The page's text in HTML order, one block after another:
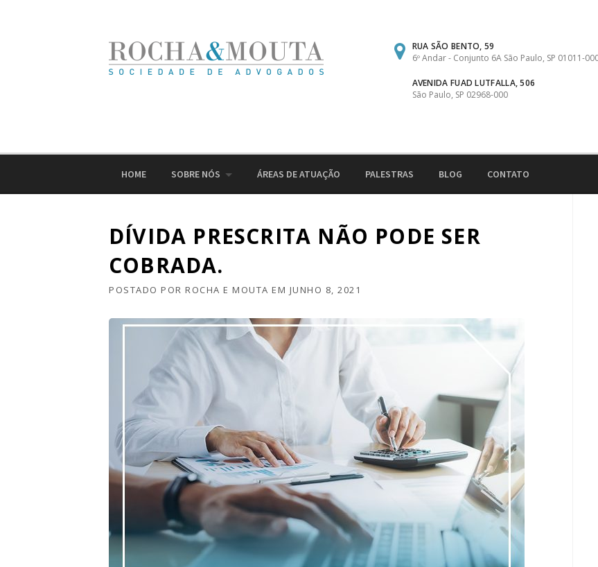
RUA SÃO BENTO, 59
6º Andar - Conjunto 6A São Paulo, SP 01011-
AVENIDA FUAD LUTFALLA, 506
São Paulo, SP 02968-000
HOME SOBRE NÓS ÁREAS DE ATUAÇÃO PALESTRAS BLOG CONTATO
DÍVIDA PRESCRITA NÃO PODE SER
COBRADA.
POSTADO POR ROCHA E MOUTA EM JUNHO 8, 2021